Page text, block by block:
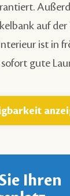
auf
ist in
gute
Ihren